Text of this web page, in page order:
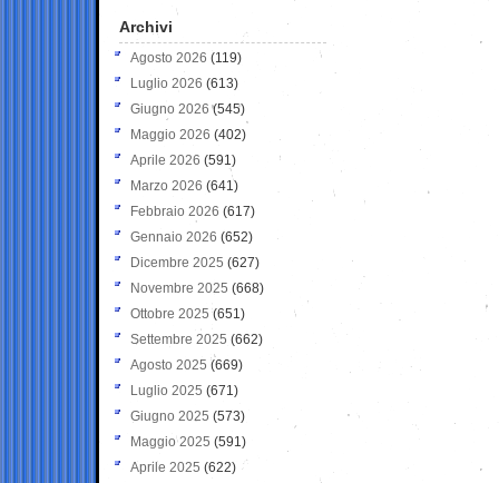
Archivi
Agosto 2026 (119)
Luglio 2026 (613)
Giugno 2026 (545)
Maggio 2026 (402)
Aprile 2026 (591)
Marzo 2026 (641)
Febbraio 2026 (617)
Gennaio 2026 (652)
Dicembre 2025 (627)
Novembre 2025 (668)
Ottobre 2025 (651)
Settembre 2025 (662)
Agosto 2025 (669)
Luglio 2025 (671)
Giugno 2025 (573)
Maggio 2025 (591)
Aprile 2025 (622)